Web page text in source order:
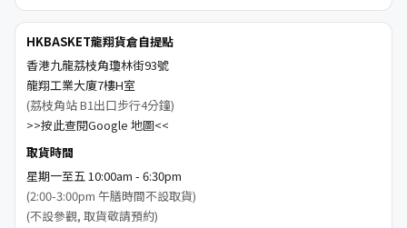
HKBASKET龍翔貨倉自提點
香港九龍荔枝角瓊林街93號
龍翔工業大廈7樓H室
(荔枝角站 B1出口步行4分鐘)
>>按此查閱Google 地圖<<
取貨時間
星期一至五 10:00am - 6:30pm
(2:00-3:00pm 午膳時間不設取貨)
(不設參觀, 取貨敬請預約)